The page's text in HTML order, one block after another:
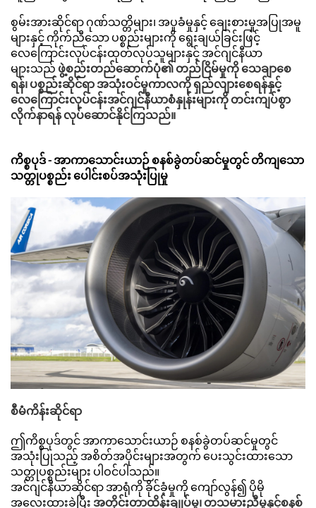
စွမ်းအားဆိုင်ရာ ဂုဏ်သတ္တိများ၊ အပူခံမှုနှင့် ချေးစားမှုအပြုအမူ
များနှင့် ကိုက်ညီသော ပစ္စည်းများကို ရွေးချယ်ခြင်းဖြင့်
လေကြောင်းလုပ်ငန်းထုတ်လုပ်သူများနှင့် အင်ဂျင်နီယာ
များသည် ဖွဲ့စည်းတည်ဆောက်ပုံ၏ တည်ငြိမ်မှုကို သေချာစေ
ရန်၊ ပစ္စည်းဆိုင်ရာ အသုံးဝင်မှုကာလကို ရှည်လျားစေရန်နှင့်
လေကြောင်းလုပ်ငန်းအင်ဂျင်နီယာစံနှုန်းများကို တင်းကျပ်စွာ
လိုက်နာရန် လုပ်ဆောင်နိုင်ကြသည်။
ကိစ္စပုဒ် - အာကာသောင်းယာဉ် စနစ်ခွဲတပ်ဆင်မှုတွင် တိကျသော
သတ္တုပစ္စည်း ပေါင်းစပ်အသုံးပြုမှု
စီမံကိန်းဆိုင်ရာ
ဤကိစ္စပုဒ်တွင် အာကာသောင်းယာဉ် စနစ်ခွဲတပ်ဆင်မှုတွင်
အသုံးပြုသည့် အစိတ်အပိုင်းများအတွက် ပေးသွင်းထားသော
သတ္တုပစ္စည်းများ ပါဝင်ပါသည်။
အင်ဂျင်နီယာဆိုင်ရာ အာရုံကို ခိုင်ခံ့မှုကို ကျော်လွန်၍ ပိုမို
အလေးထားခဲ့ပြီး အတိုင်းတာထိန်းချုပ်မှု၊ တသမားညီမှုနှင့်စနစ်